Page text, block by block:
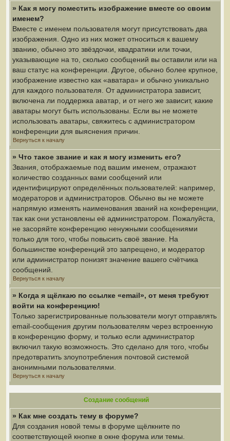
» Как я могу поместить изображение вместе со своим
именем?
Вместе с именем пользователя могут присутствовать два
изображения. Одно из них может относиться к вашему
званию, обычно это звёздочки, квадратики или точки,
указывающие на то, сколько сообщений вы оставили или на
ваш статус на конференции. Другое, обычно более крупное,
изображение известно как «аватара» и обычно уникально
для каждого пользователя. От администратора зависит,
включена ли поддержка аватар, и от него же зависит, какие
аватары могут быть использованы. Если вы не можете
использовать аватары, свяжитесь с администратором
конференции для выяснения причин.
Вернуться к началу
» Что такое звание и как я могу изменить его?
Звания, отображаемые под вашим именем, отражают
количество созданных вами сообщений или
идентифицируют определённых пользователей: например,
модераторов и администраторов. Обычно вы не можете
напрямую изменять наименования званий на конференции,
так как они установлены её администратором. Пожалуйста,
не засоряйте конференцию ненужными сообщениями
только для того, чтобы повысить своё звание. На
большинстве конференций это запрещено, и модератор
или администратор понизят значение вашего счётчика
сообщений.
Вернуться к началу
» Когда я щёлкаю по ссылке «email», от меня требуют
войти на конференцию!
Только зарегистрированные пользователи могут отправлять
email-сообщения другим пользователям через встроенную
в конференцию форму, и только если администратор
включил такую возможность. Это сделано для того, чтобы
предотвратить злоупотребления почтовой системой
анонимными пользователями.
Вернуться к началу
Создание сообщений
» Как мне создать тему в форуме?
Для создания новой темы в форуме щёлкните по
соответствующей кнопке в окне форума или темы.